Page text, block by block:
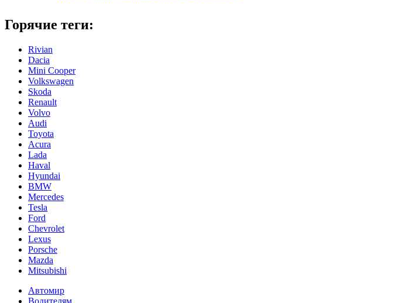
Горячие теги:
Rivian
Dacia
Mini Cooper
Volkswagen
Skoda
Renault
Volvo
Audi
Toyota
Acura
Lada
Haval
Hyundai
BMW
Mercedes
Tesla
Ford
Chevrolet
Lexus
Porsche
Mazda
Mitsubishi
Автомир
Водителям